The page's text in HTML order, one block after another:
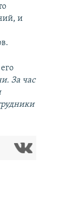
и
За час